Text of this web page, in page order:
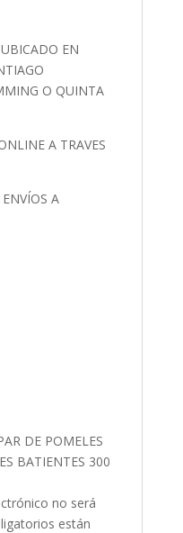
EN
O QUINTA
A TRAVES
A
DE POMELES
BATIENTES 300
no será
están